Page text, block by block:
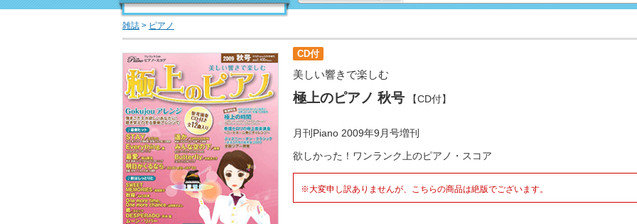
雑誌 > ピアノ
CD付
美しい響きで楽しむ
極上のピアノ 秋号 【CD付】
月刊Piano 2009年9月号増刊
欲しかった！ワンランク上のピアノ・スコア
※大変申し訳ありませんが、こちらの商品は絶版でございます。